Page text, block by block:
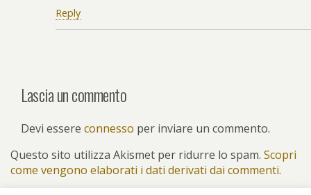
Reply
Lascia un commento
Devi essere connesso per inviare un commento.
Questo sito utilizza Akismet per ridurre lo spam. Scopri
come vengono elaborati i dati derivati dai commenti.